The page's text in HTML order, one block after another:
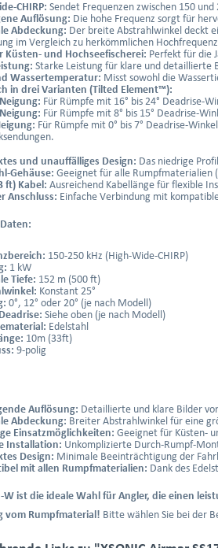
CHIRP: Sendet Frequenzen zwischen 150
Auflösung: Die hohe Frequenz sorgt für
Abdeckung: Der breite Abstrahlwinkel deckt
im Vergleich zu herkömmlichen
Küsten- und Hochseefischerei: Perfekt für die
Starke Leistung für klare und detaillierte
Wassertemperatur: Misst sowohl die
in drei Varianten (Tilted Element™):
Für Rümpfe mit 16° bis 24° Deadrise-
Für Rümpfe mit 8° bis 15° Deadrise-
Für Rümpfe mit 0° bis 7° Deadrise-
und unauffälliges Design: Das niedrige
Gehäuse: Geeignet für alle Rumpfmaterialien
ft) Kabel: Ausreichend Kabellänge für flexible
Anschluss: Einfache Verbindung mit
150-250 kHz (High-Wide-CHIRP)
1 kW
Tiefe: 152 m (500 ft)
Konstant 25°
0°, 12° oder 20° (je nach Modell)
Siehe oben (je nach Modell)
Edelstahl
10m (33ft)
9-polig
Auflösung: Detaillierte und klare Bilder
Abdeckung: Breiter Abstrahlwinkel für eine
Einsatzmöglichkeiten: Geeignet für Küsten-
Installation: Unkomplizierte Durch-Rumpf-
Design: Minimale Beeinträchtigung der
mit allen Rumpfmaterialien: Dank des
W ist die ideale Wahl für Angler, die einen
vom Rumpfmaterial! Bitte wählen Sie bei der